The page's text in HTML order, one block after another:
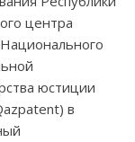
центра
юстиции
в